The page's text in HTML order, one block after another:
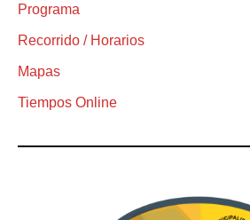
Programa
Recorrido / Horarios
Mapas
Tiempos Online